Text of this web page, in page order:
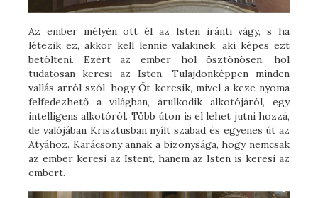
Az ember mélyén ott él az Isten iránti vágy, s ha
létezik ez, akkor kell lennie valakinek, aki képes ezt
betölteni. Ezért az ember hol ösztönösen, hol
tudatosan keresi az Isten. Tulajdonképpen minden
vallás arról szól, hogy Őt keresik, mivel a keze nyoma
felfedezhető a világban, árulkodik alkotójáról, egy
intelligens alkotóról. Több úton is el lehet jutni hozzá,
de valójában Krisztusban nyílt szabad és egyenes út az
Atyához. Karácsony annak a bizonysága, hogy nemcsak
az ember keresi az Istent, hanem az Isten is keresi az
embert.